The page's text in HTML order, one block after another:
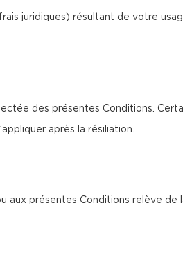
juridiques) résultant de votre
des présentes Conditions.
après la résiliation.
aux présentes Conditions relève de